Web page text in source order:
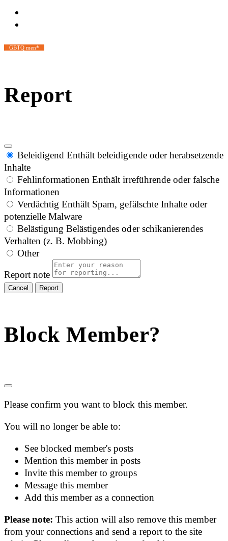
GBTQ men*
Report
Beleidigend Enthält beleidigende oder herabsetzende
Inhalte
Fehlinformationen Enthält irreführende oder falsche
Informationen
Verdächtig Enthält Spam, gefälschte Inhalte oder
potenzielle Malware
Belästigung Belästigendes oder schikanierendes
Verhalten (z. B. Mobbing)
Other
Report note
Report
Block Member?
Please confirm you want to block this member.
You will no longer be able to:
See blocked member's posts
Mention this member in posts
Invite this member to groups
Message this member
Add this member as a connection
Please note:This action will also remove this member
from your connections and send a report to the site